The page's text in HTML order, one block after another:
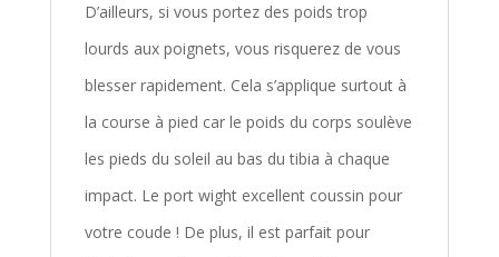
D’ailleurs, si vous portez des poids trop
lourds aux poignets, vous risquerez de vous
blesser rapidement. Cela s’applique surtout à
la course à pied car le poids du corps soulève
les pieds du soleil au bas du tibia à chaque
impact. Le port wight excellent coussin pour
votre coude ! De plus, il est parfait pour